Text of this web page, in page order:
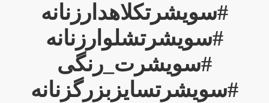
#سویشرتکلاهدارزنانه
#سویشرتشلوارزنانه
#سویشرت_رنگی
#سویشرتسایزبزرگزنانه